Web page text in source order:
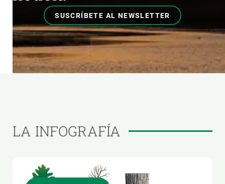
SUSCRÍBETE AL NEWSLETTER
LA INFOGRAFÍA